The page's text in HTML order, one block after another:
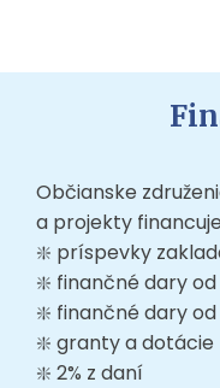
Občianske
a projekty
❇️ príspevky
❇️ finančné dary
❇️ finančné dary
❇️ granty a dotácie
❇️ 2% z daní